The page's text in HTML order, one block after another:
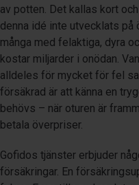
av potten. Det kallas kort
denna idé inte utvecklats
många med felaktiga, dyra
kostar miljarder i onödan.
alldeles för mycket för fel
försäkrad är att känna en
behövs – när oturen är
betala överpriser.
Gofidos tjänster erbjuder
försäkringar. En